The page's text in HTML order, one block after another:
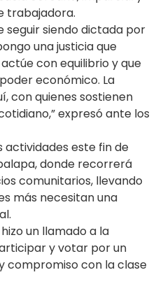
trabajadora.
seguir siendo dictada por
una justicia que
con equilibrio y que
económico. La
con quienes sostienen
expresó ante los
actividades este fin de
donde recorrerá
comunitarios, llevando
más necesitan una
un llamado a la
y votar por un
compromiso con la clase